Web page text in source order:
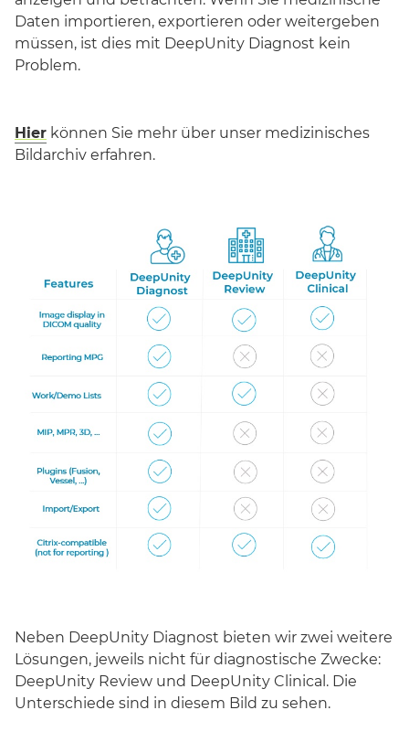
Daten importieren, exportieren oder weitergeben
müssen, ist dies mit DeepUnity Diagnost kein
Problem.
Hier können Sie mehr über unser medizinisches
Bildarchiv erfahren.
Neben DeepUnity Diagnost bieten wir zwei weitere
Lösungen, jeweils nicht für diagnostische Zwecke:
DeepUnity Review und DeepUnity Clinical. Die
Unterschiede sind in diesem Bild zu sehen.